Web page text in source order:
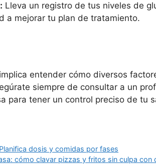
Lleva un registro de tus niveles de
a mejorar tu plan de tratamiento.
entender cómo diversos
siempre de consultar a un
para tener un control preciso de tu
dosis y comidas por fases
cómo clavar pizzas y fritos sin culpa con